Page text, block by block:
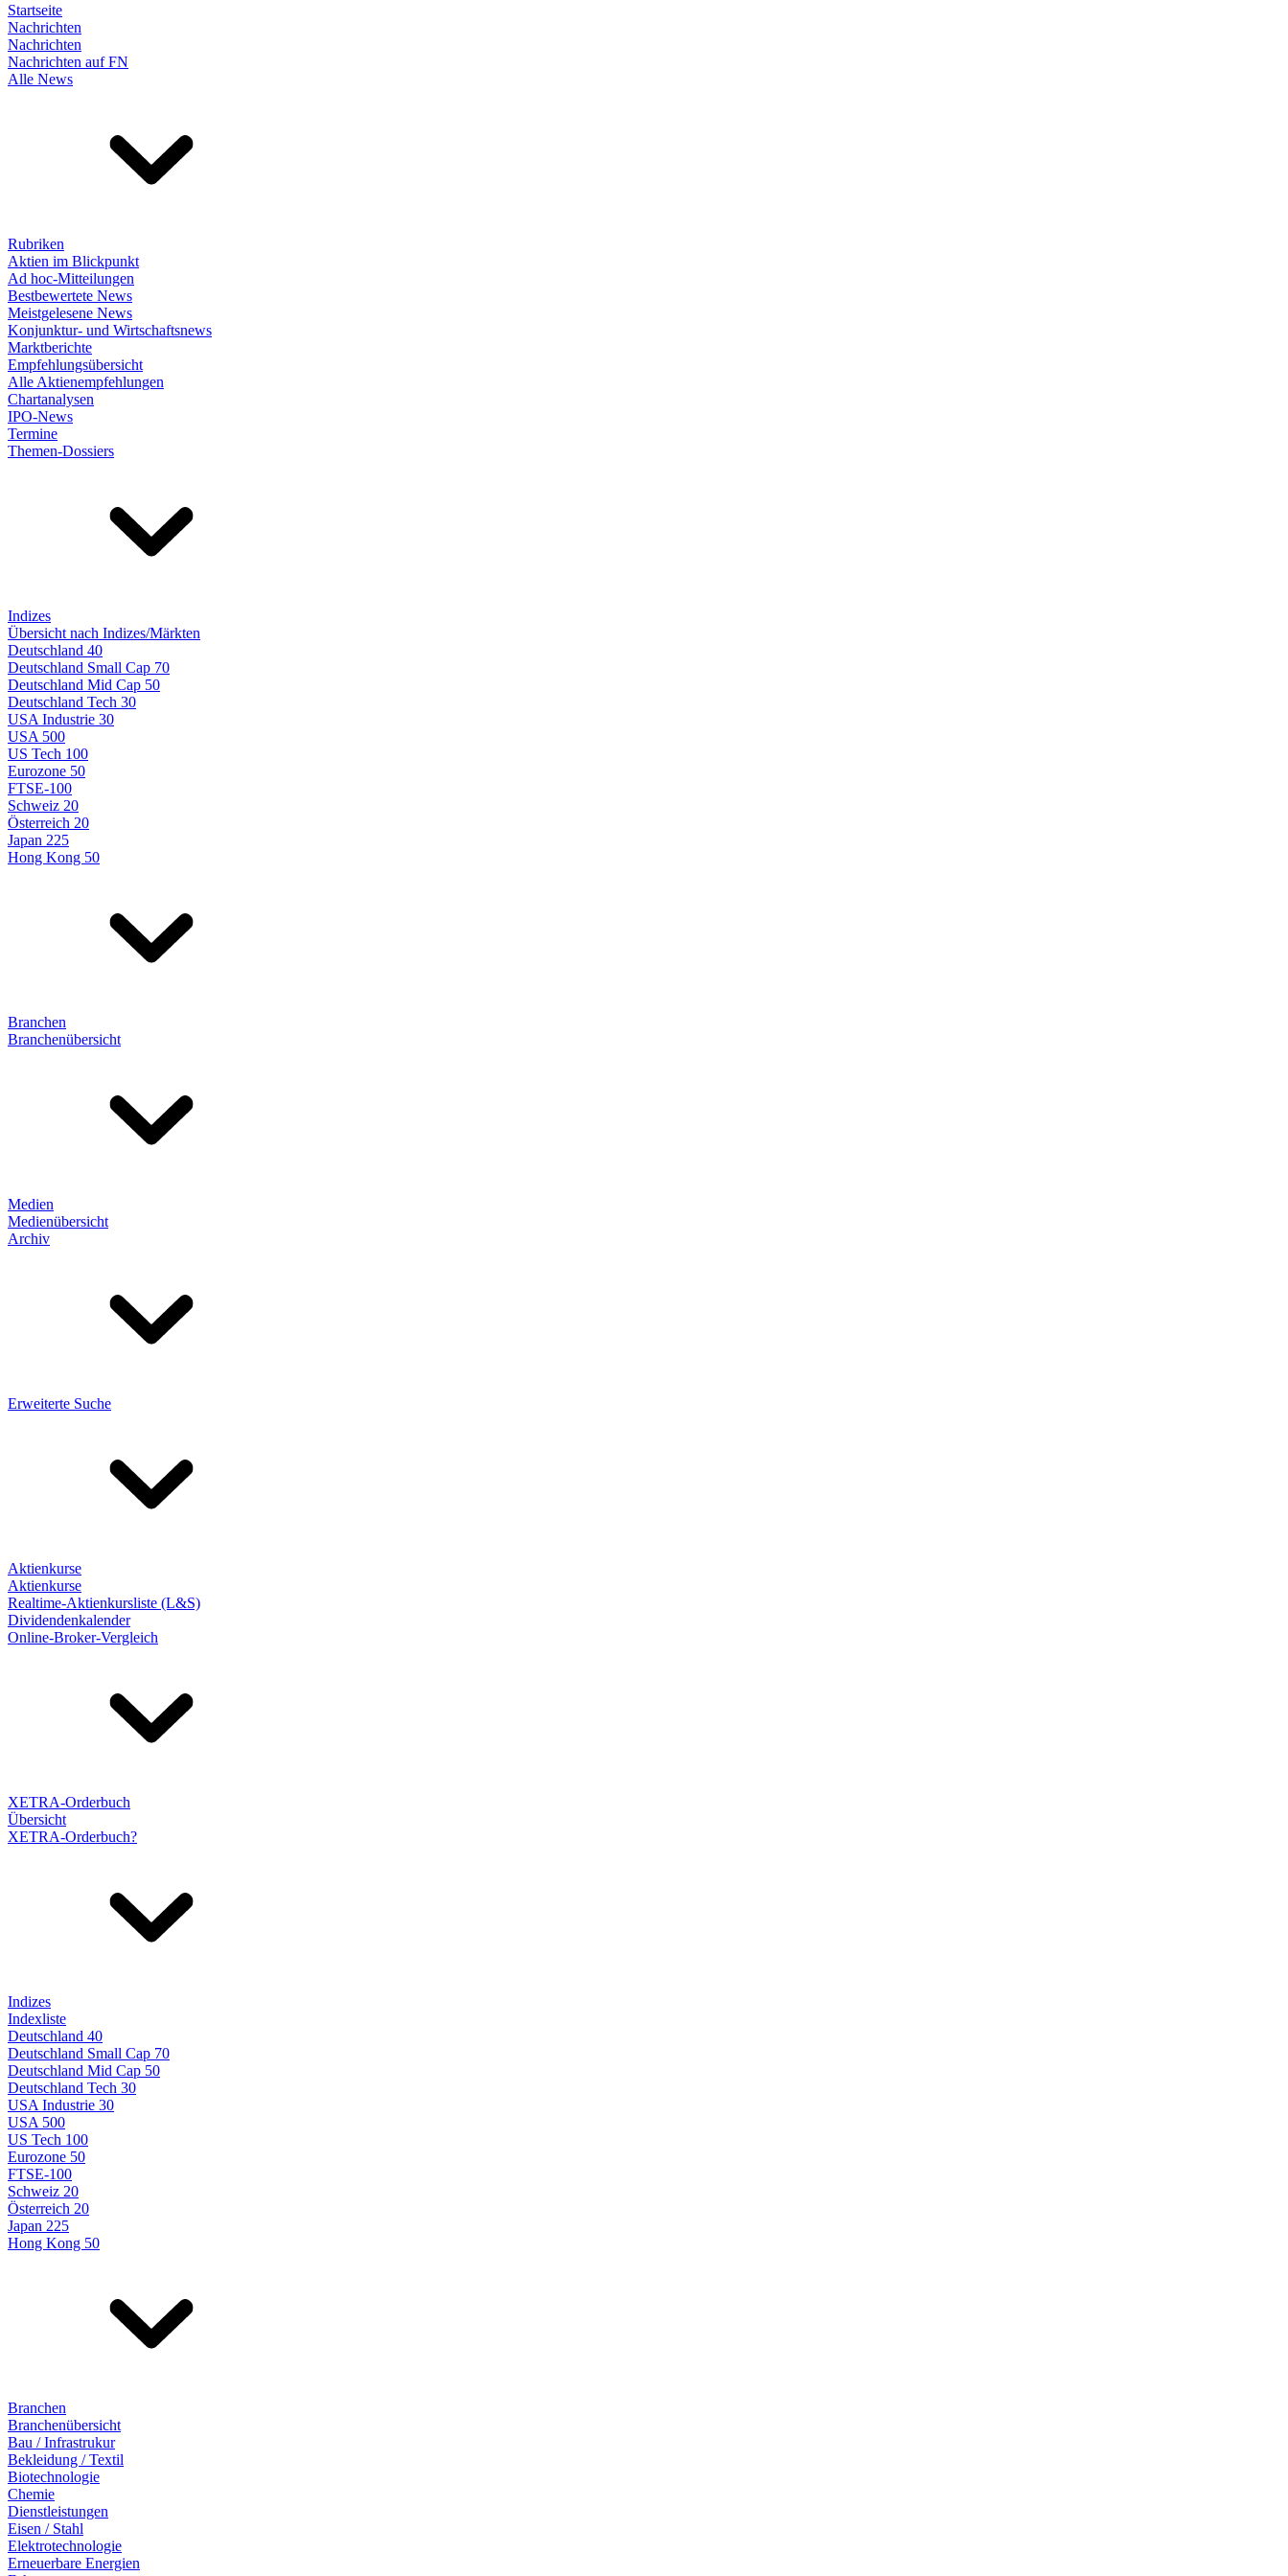
Startseite
Nachrichten
Nachrichten
Nachrichten auf FN
Alle News
Rubriken
Aktien im Blickpunkt
Ad hoc-Mitteilungen
Bestbewertete News
Meistgelesene News
Konjunktur- und Wirtschaftsnews
Marktberichte
Empfehlungsübersicht
Alle Aktienempfehlungen
Chartanalysen
IPO-News
Termine
Themen-Dossiers
Indizes
Übersicht nach Indizes/Märkten
Deutschland 40
Deutschland Small Cap 70
Deutschland Mid Cap 50
Deutschland Tech 30
USA Industrie 30
USA 500
US Tech 100
Eurozone 50
FTSE-100
Schweiz 20
Österreich 20
Japan 225
Hong Kong 50
Branchen
Branchenübersicht
Medien
Medienübersicht
Archiv
Erweiterte Suche
Aktienkurse
Aktienkurse
Realtime-Aktienkursliste (L&S)
Dividendenkalender
Online-Broker-Vergleich
XETRA-Orderbuch
Übersicht
XETRA-Orderbuch?
Indizes
Indexliste
Deutschland 40
Deutschland Small Cap 70
Deutschland Mid Cap 50
Deutschland Tech 30
USA Industrie 30
USA 500
US Tech 100
Eurozone 50
FTSE-100
Schweiz 20
Österreich 20
Japan 225
Hong Kong 50
Branchen
Branchenübersicht
Bau / Infrastrukur
Bekleidung / Textil
Biotechnologie
Chemie
Dienstleistungen
Eisen / Stahl
Elektrotechnologie
Erneuerbare Energien